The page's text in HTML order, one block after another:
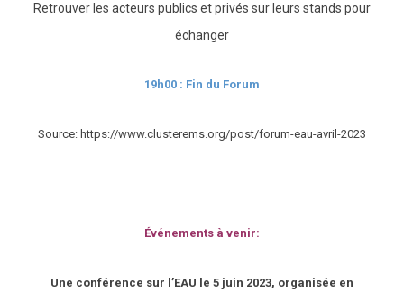
Retrouver les acteurs publics et privés sur leurs stands pour
échanger
19h00 : Fin du Forum
Source: https://www.clusterems.org/post/forum-eau-avril-2023
Événements à venir:
Une conférence sur l’EAU le 5 juin 2023, organisée en